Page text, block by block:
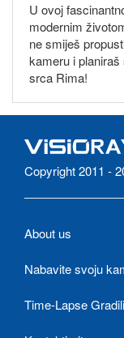
U ovoj
modernim
ne smiješ
kameru i
srca Rima!
Copyright 2011 -
About us
Nabavite svoju
Time-Lapse